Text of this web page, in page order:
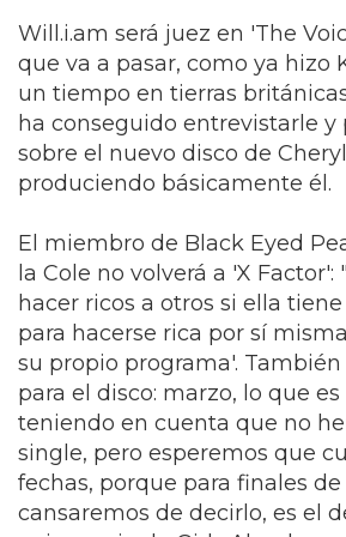
Will.i.am será juez en 'The
que va a pasar, como ya hizo
un tiempo en tierras
ha conseguido entrevistarle
sobre el nuevo disco de
produciendo básicamente él.
El miembro de Black Eyed
la Cole no volverá a 'X Factor':
hacer ricos a otros si ella
para hacerse rica por sí
su propio programa'.
para el disco: marzo, lo que
teniendo en cuenta que no
single, pero esperemos que
fechas, porque para finales de
cansaremos de decirlo, es el